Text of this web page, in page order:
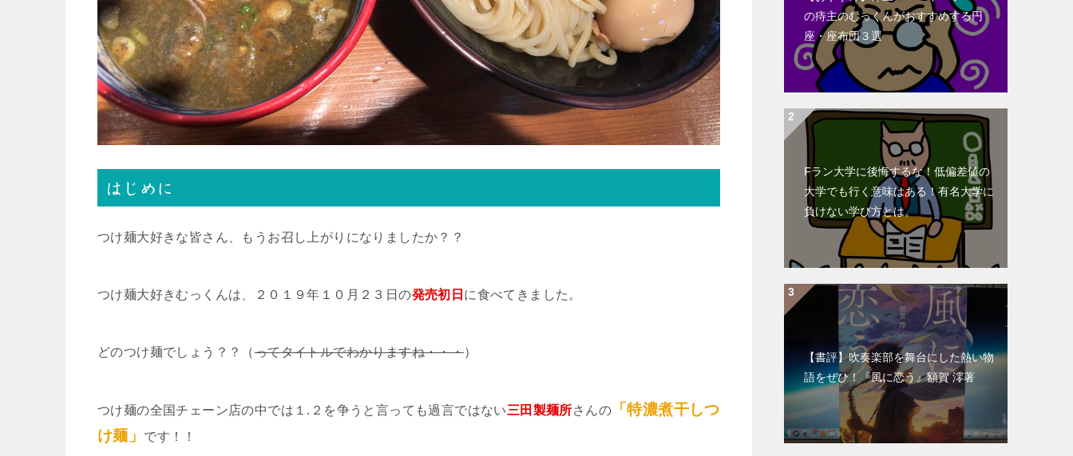
はじめに
つけ麺大好きな皆さん、もうお召し上がりになりましたか？？
つけ麺大好きむっくんは、２０１９年１０月２３日の発売初日 に食べてきました。
どのつけ麺でしょう？？（ってタイトルでわかりますね・・・）
つけ麺の全国チェーン店の中では１.２を争うと言っても過言ではない三田製麺所さんの
「特濃煮干しつ
け麺」
です！！
の痔主のむっくんがおすすめする円
座・座布団３選
Fラン大学に後悔するな！低偏差値の
大学でも行く意味はある！有名大学に
負けない学び方とは。
【書評】吹奏楽部を舞台にした熱い物
語をぜひ！『風に恋う』額賀 澪著